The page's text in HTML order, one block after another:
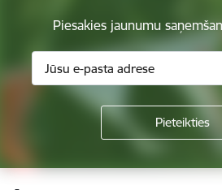
Piesakies jaunumu
Kājene